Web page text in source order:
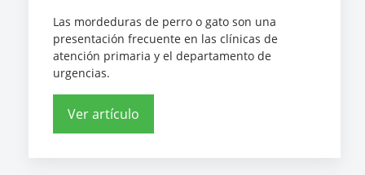
Las mordeduras de perro o gato son una
presentación frecuente en las clínicas de
atención primaria y el departamento de
urgencias.
Ver artículo